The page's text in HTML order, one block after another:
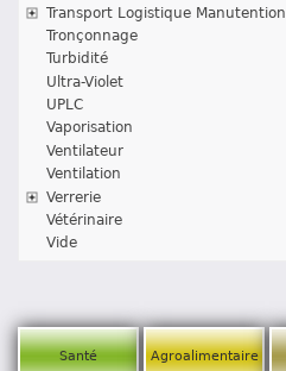
Transport Logistique Manutention
Tronçonnage
Turbidité
Ultra-Violet
UPLC
Vaporisation
Ventilateur
Ventilation
Verrerie
Vétérinaire
Vide
Santé Agroalimentaire